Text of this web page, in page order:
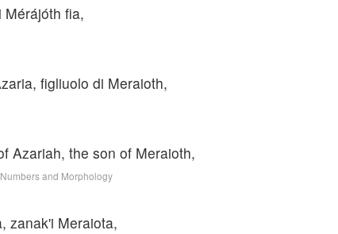
Mérájóth fia,
figliuolo di Meraioth,
Azariah, the son of Meraioth,
and Morphology
zanak'i Meraiota,